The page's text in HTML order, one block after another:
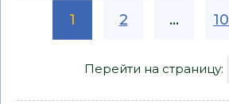
1 2 ...
Перейти на страницу: